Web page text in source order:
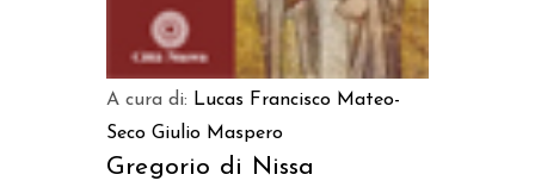
A cura di: Lucas Francisco Mateo-
Seco Giulio Maspero
Gregorio di Nissa